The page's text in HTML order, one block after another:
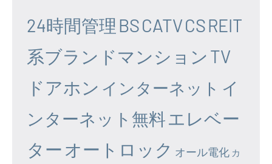
24時間管理 BSCATVCSREIT
系ブランドマンション TV
ドアホン インターネット イ
ンターネット無料エレベー
ター オートロック オール電化 カ